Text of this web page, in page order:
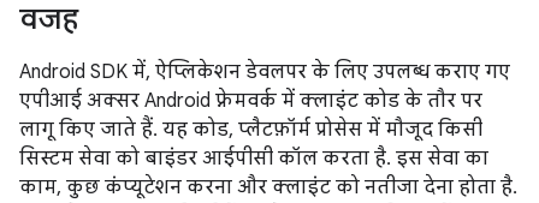
वजह
Android SDK में, ऐप्लिकेशन डेवलपर के लिए उपलब्ध कराए गए
एपीआई अक्सर Android फ़्रेमवर्क में क्लाइंट कोड के तौर पर
लागू किए जाते हैं. यह कोड, प्लैटफ़ॉर्म प्रोसेस में मौजूद किसी
सिस्टम सेवा को बाइंडर आईपीसी कॉल करता है. इस सेवा का
काम, कुछ कंप्यूटेशन करना और क्लाइंट को नतीजा देना होता है.